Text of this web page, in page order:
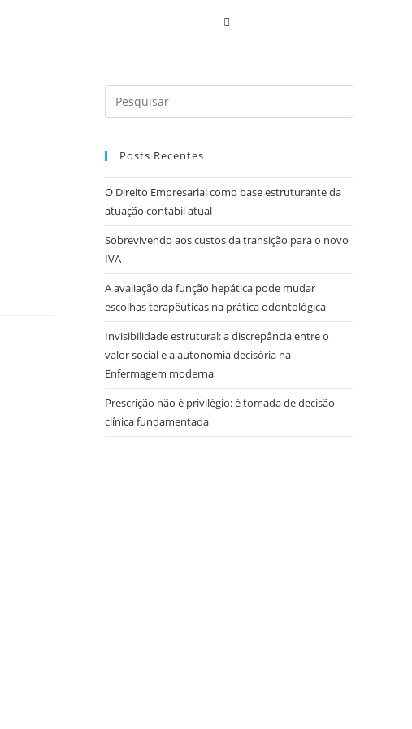
Posts Recentes
O Direito Empresarial como base estruturante da
atuação contábil atual
Sobrevivendo aos custos da transição para o novo
IVA
A avaliação da função hepática pode mudar
escolhas terapêuticas na prática odontológica
Invisibilidade estrutural: a discrepância entre o
valor social e a autonomia decisória na
Enfermagem moderna
Prescrição não é privilégio: é tomada de decisão
clínica fundamentada